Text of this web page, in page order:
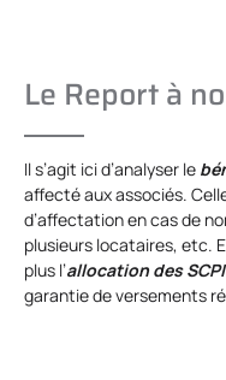
Le Report à
Il s’agit ici d’analyser le
affecté aux associés.
d’affectation en cas de
plusieurs locataires, etc.
plus l’allocation des SCPI
garantie de versements